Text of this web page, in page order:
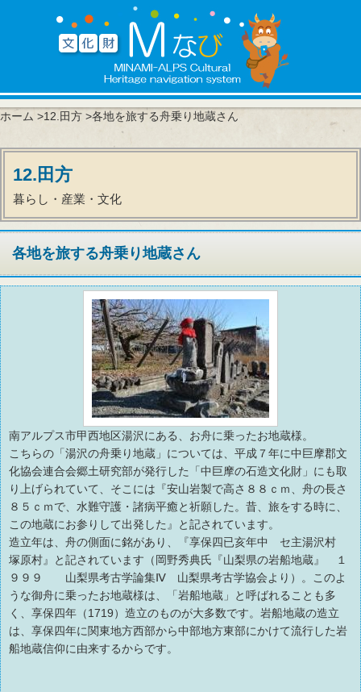
ホーム >12.田方 >各地を旅する舟乗り地蔵さん
12.田方
暮らし・産業・文化
各地を旅する舟乗り地蔵さん
南アルプス市甲西地区湯沢にある、お舟に乗ったお地蔵様。
こちらの「湯沢の舟乗り地蔵」については、平成７年に中巨摩郡文
化協会連合会郷土研究部が発行した「中巨摩の石造文化財」にも取
り上げられていて、そこには『安山岩製で高さ８８ｃｍ、舟の長さ
８５ｃｍで、水難守護・諸病平癒と祈願した。昔、旅をする時に、
この地蔵にお参りして出発した』と記されています。
造立年は、舟の側面に銘があり、『享保四已亥年中 セ主湯沢村
塚原村』と記されています（岡野秀典氏『山梨県の岩船地蔵』 １
９９９ 山梨県考古学論集Ⅳ 山梨県考古学協会より）。このよ
うな御舟に乗ったお地蔵様は、「岩船地蔵」と呼ばれることも多
く、享保四年（1719）造立のものが大多数です。岩船地蔵の造立
は、享保四年に関東地方西部から中部地方東部にかけて流行した岩
船地蔵信仰に由来するからです。